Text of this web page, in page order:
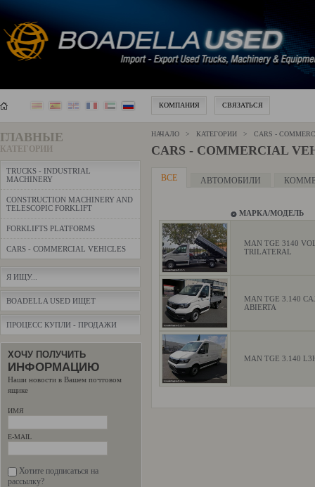
КОМПАНИЯ СВЯЗАТЬСЯ
ГЛАВНЫЕ
КАТЕГОРИИ
TRUCKS - INDUSTRIAL
MACHINERY
CONSTRUCTION MACHINERY AND
TELESCOPIC FORKLIFT
FORKLIFTS PLATFORMS
CARS - COMMERCIAL VEHICLES
Я ИЩУ...
BOADELLA USED ИЩЕТ
ПРОЦЕСС КУПЛИ - ПРОДАЖИ
ХОЧУ ПОЛУЧИТЬ
ИНФОРМАЦИЮ
Наши новости в Вашем почтовом
ящике
ИМЯ
E-MAIL
Хотите подписаться на
рассылку?
НАЧАЛО > КАТЕГОРИИ > CARS -
CARS - COMMERCIAL
ВСЕ АВТОМОБИЛИ
МАРКА/МОДЕЛЬ
MAN TGE 3140
TRILATERAL
MAN TGE 3.140
ABIERTA
MAN TGE 3.140